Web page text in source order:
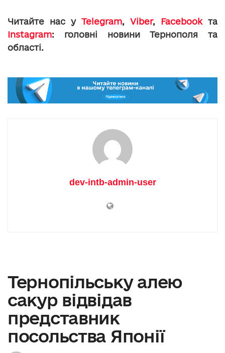
Читайте нас у Telegram, Viber, Facebookта
Instagram: головні новини Тернополя та
області.
dev-intb-admin-user
Тернопільську алею
сакур відвідав
представник
посольства Японії